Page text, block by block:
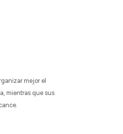
mejor el
mientras que sus